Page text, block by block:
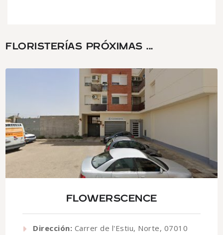
FLORISTERÍAS PRÓXIMAS ...
FLOWERSCENCE
Dirección: Carrer de l'Estiu, Norte, 07010